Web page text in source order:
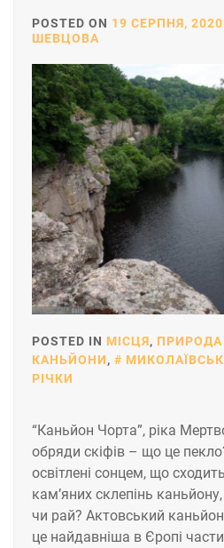
POSTED ON 19 СЕРПНЯ, 2020
ШЕВЦОВА
POSTED IN МІСЦЯ, ПРИРОДА
КАНЬЙОНИ,
РІЧКИ
“Каньйон Чорта”, ріка
обряди скіфів – що це
освітлені сонцем, що
кам’яних склепінь
чи рай? Актовський
це найдавніша в Єропі